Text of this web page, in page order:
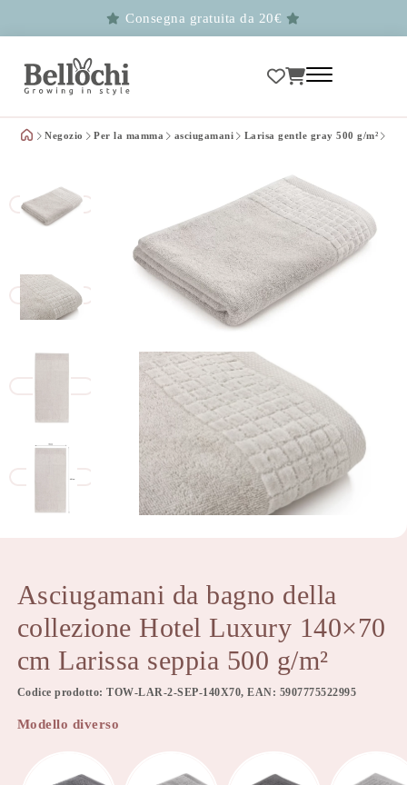
Consegna gratuita da 20€
Negozio Per la mamma asciugamani Larisa gentle gray 500 g/m²
Asciugamani da bagno della
collezione Hotel Luxury 140×70
cm Larissa seppia 500 g/m²
Codice prodotto: TOW-LAR-2-SEP-140X70, EAN: 5907775522995
Modello diverso